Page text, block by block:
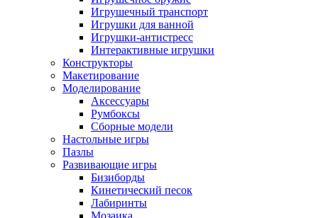
Игрушечный транспорт
Игрушки для ванной
Игрушки-антистресс
Интерактивные игрушки
Конструкторы
Макетирование
Моделирование
Аксессуары
Румбоксы
Сборные модели
Настольные игры
Пазлы
Развивающие игры
Бизиборды
Кинетический песок
Лабиринты
Мозаика